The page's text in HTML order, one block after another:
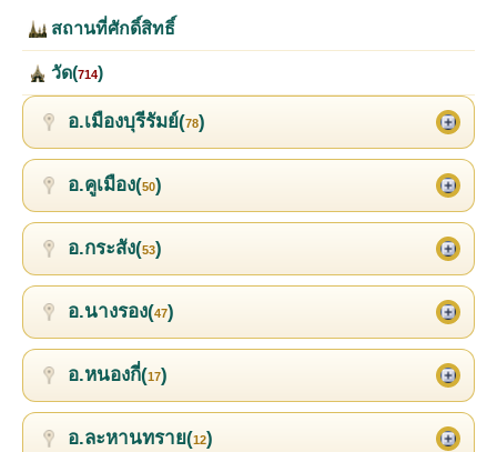
สถานที่ศักดิ์สิทธิ์
วัด(714)
อ.เมืองบุรีรัมย์(78)
อ.คูเมือง(50)
อ.กระสัง(53)
อ.นางรอง(47)
อ.หนองกี่(17)
อ.ละหานทราย(12)